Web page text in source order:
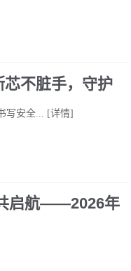
不脏手，守护
写安全... [详情]
启航——2026年